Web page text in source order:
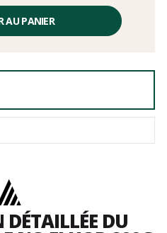
AU PANIER
DÉTAILLÉE DU